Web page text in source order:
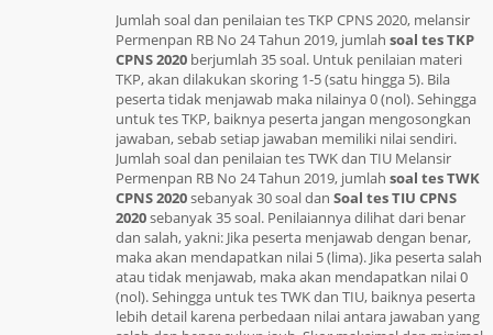
Jumlah soal dan penilaian tes TKP CPNS 2020, melansir
Permenpan RB No 24 Tahun 2019, jumlah soal tes TKP
CPNS 2020 berjumlah 35 soal. Untuk penilaian materi
TKP, akan dilakukan skoring 1-5 (satu hingga 5). Bila
peserta tidak menjawab maka nilainya 0 (nol). Sehingga
untuk tes TKP, baiknya peserta jangan mengosongkan
jawaban, sebab setiap jawaban memiliki nilai sendiri.
Jumlah soal dan penilaian tes TWK dan TIU Melansir
Permenpan RB No 24 Tahun 2019, jumlah soal tes TWK
CPNS 2020sebanyak 30 soal dan Soal tes TIU CPNS
2020sebanyak 35 soal. Penilaiannya dilihat dari benar
dan salah, yakni: Jika peserta menjawab dengan benar,
maka akan mendapatkan nilai 5 (lima). Jika peserta salah
atau tidak menjawab, maka akan mendapatkan nilai 0
(nol). Sehingga untuk tes TWK dan TIU, baiknya peserta
lebih detail karena perbedaan nilai antara jawaban yang